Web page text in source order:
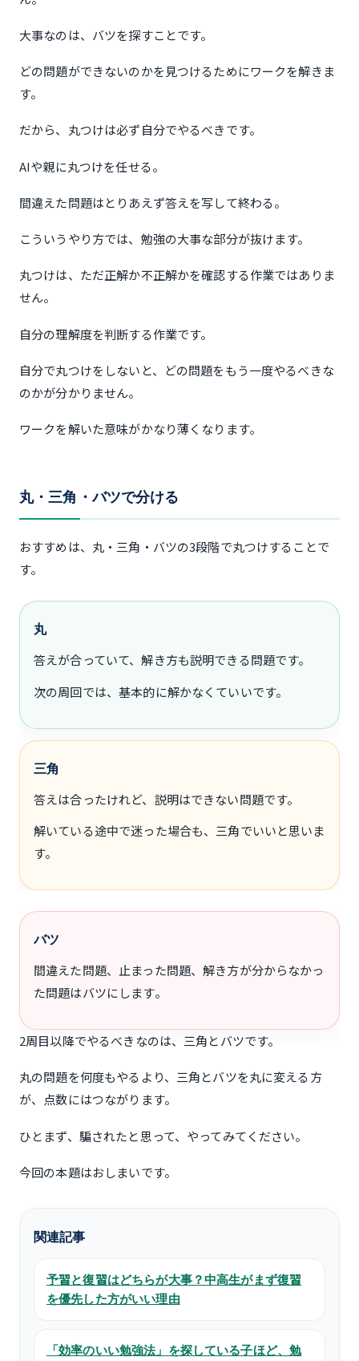
大事なのは、バツを探すことです。
どの問題ができないのかを見つけるためにワークを解きま
す。
だから、丸つけは必ず自分でやるべきです。
AIや親に丸つけを任せる。
間違えた問題はとりあえず答えを写して終わる。
こういうやり方では、勉強の大事な部分が抜けます。
丸つけは、ただ正解か不正解かを確認する作業ではありま
せん。
自分の理解度を判断する作業です。
自分で丸つけをしないと、どの問題をもう一度やるべきな
のかが分かりません。
ワークを解いた意味がかなり薄くなります。
丸・三角・バツで分ける
おすすめは、丸・三角・バツの3段階で丸つけすることで
す。
丸
答えが合っていて、解き方も説明できる問題です。
次の周回では、基本的に解かなくていいです。
三角
答えは合ったけれど、説明はできない問題です。
解いている途中で迷った場合も、三角でいいと思いま
す。
バツ
間違えた問題、止まった問題、解き方が分からなかっ
た問題はバツにします。
2周目以降でやるべきなのは、三角とバツです。
丸の問題を何度もやるより、三角とバツを丸に変える方
が、点数にはつながります。
ひとまず、騙されたと思って、やってみてください。
今回の本題はおしまいです。
関連記事
予習と復習はどちらが大事？中高生がまず復習
を優先した方がいい理由
「効率のいい勉強法」を探している子ほど、勉